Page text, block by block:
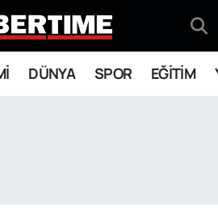
DÜNYA SPOR EĞİTİM
Eczaneler